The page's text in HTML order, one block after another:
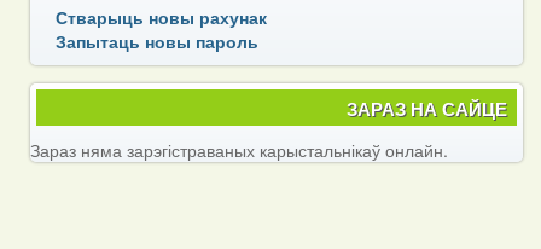
Стварыць новы рахунак
Запытаць новы пароль
ЗАРАЗ НА САЙЦЕ
Зараз няма зарэгістраваных карыстальнікаў онлайн.